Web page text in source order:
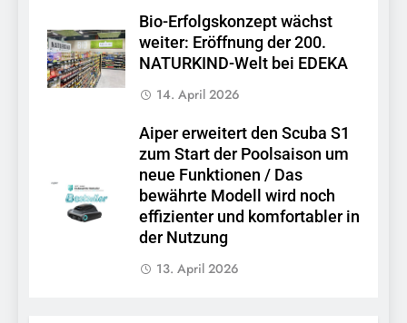
Bio-Erfolgskonzept wächst
weiter: Eröffnung der 200.
NATURKIND-Welt bei EDEKA
14. April 2026
Aiper erweitert den Scuba S1
zum Start der Poolsaison um
neue Funktionen / Das
bewährte Modell wird noch
effizienter und komfortabler in
der Nutzung
13. April 2026